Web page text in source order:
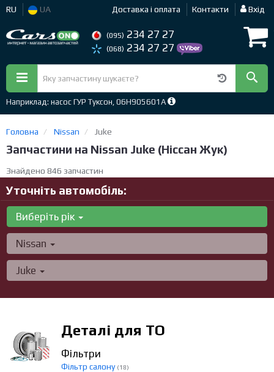
RU UA Доставка і оплата Контакти Вхід
(095) 234 27 27
(068) 234 27 27
Наприклад: насос ГУР Туксон, 06H905601A
Головна Nissan Juke
Запчастини на Nissan Juke (Ніссан Жук)
Знайдено 846 запчастин
Уточніть автомобіль:
Виберіть рік
Nissan
Juke
Деталі для ТО
Фільтри
Фільтр салону (18)